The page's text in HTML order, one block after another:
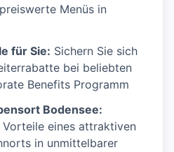
Menüs in
für Sie: Sichern Sie sich
bei beliebten
Benefits Programm
Bodensee:
Vorteile eines attraktiven
in unmittelbarer